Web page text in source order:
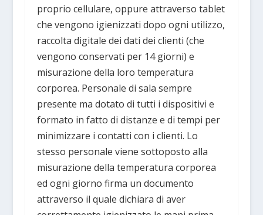
proprio cellulare, oppure attraverso tablet
che vengono igienizzati dopo ogni utilizzo,
raccolta digitale dei dati dei clienti (che
vengono conservati per 14 giorni) e
misurazione della loro temperatura
corporea. Personale di sala sempre
presente ma dotato di tutti i dispositivi e
formato in fatto di distanze e di tempi per
minimizzare i contatti con i clienti. Lo
stesso personale viene sottoposto alla
misurazione della temperatura corporea
ed ogni giorno firma un documento
attraverso il quale dichiara di aver